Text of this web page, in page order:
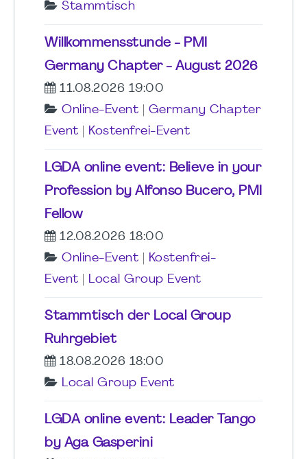
Stammtisch
Willkommensstunde - PMI
Germany Chapter - August 2026
11.08.2026 19:00
Online-Event
Germany Chapter
Event
Kostenfrei-Event
LGDA online event: Believe in your
Profession by Alfonso Bucero, PMI
Fellow
12.08.2026 18:00
Online-Event
Kostenfrei-
Event
Local Group Event
Stammtisch der Local Group
Ruhrgebiet
18.08.2026 18:00
Local Group Event
LGDA online event: Leader Tango
by Aga Gasperini